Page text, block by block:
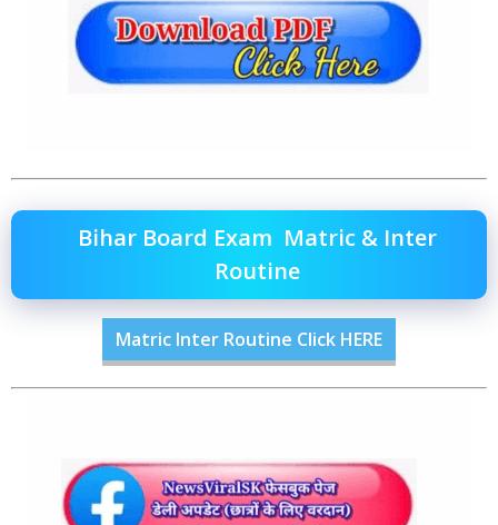
Bihar Board Exam Matric & Inter
Routine
Matric Inter Routine Click HERE